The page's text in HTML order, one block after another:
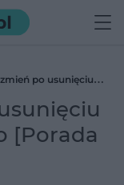
po usunięciu
[Porada